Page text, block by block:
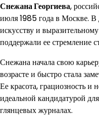
Снежана Георгиева,
июля 1985 года в Москве. В
искусству и
поддержали ее стремление
Снежана начала свою
возрасте и быстро стала
Ее красота, грациозность и
идеальной кандидатурой
глянцевых журналах.